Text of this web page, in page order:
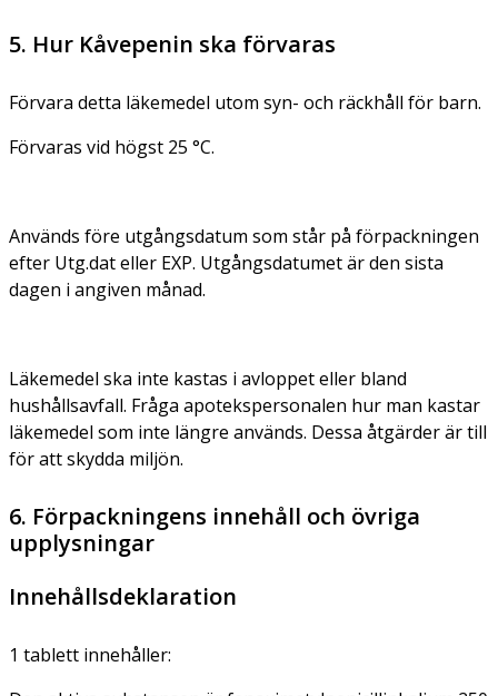
5. Hur Kåvepenin ska förvaras
Förvara detta läkemedel utom syn- och räckhåll för barn.
Förvaras vid högst 25 °C.
Används före utgångsdatum som står på förpackningen
efter Utg.dat eller EXP. Utgångsdatumet är den sista
dagen i angiven månad.
Läkemedel ska inte kastas i avloppet eller bland
hushållsavfall. Fråga apotekspersonalen hur man kastar
läkemedel som inte längre används. Dessa åtgärder är till
för att skydda miljön.
6. Förpackningens innehåll och övriga
upplysningar
Innehållsdeklaration
1 tablett innehåller: